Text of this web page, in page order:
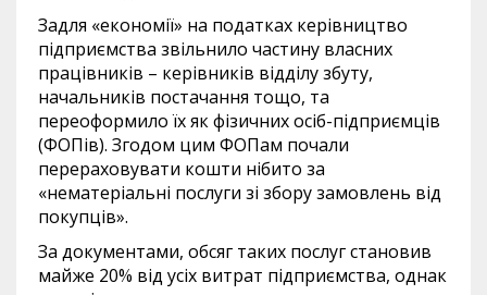
Задля «економії» на податках керівництво
підприємства звільнило частину власних
працівників – керівників відділу збуту,
начальників постачання тощо, та
переоформило їх як фізичних осіб-підприємців
(ФОПів). Згодом цим ФОПам почали
перераховувати кошти нібито за
«нематеріальні послуги зі збору замовлень від
покупців».
За документами, обсяг таких послуг становив
майже 20% від усіх витрат підприємства, однак